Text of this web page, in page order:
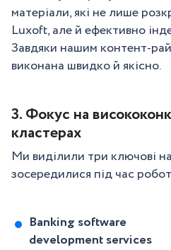
матеріали, які не лише
Luxoft, але й ефективно
Завдяки нашим контент-
виконана швидко й якісно.
3. Фокус на
кластерах
Ми виділили три ключові
зосередилися під час
Banking software
development services